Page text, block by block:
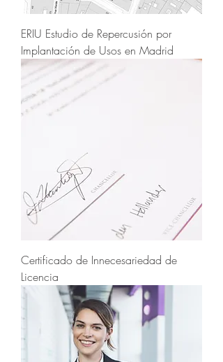
ERIU Estudio de Repercusión por
Implantación de Usos en Madrid
Certificado de Innecesariedad de
Licencia